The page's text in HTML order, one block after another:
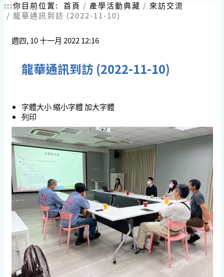
跳:::你目前位置: 首頁 產學活動典藏
來訪交流
龍華通訊到訪 (2022-11-10)
週四, 10 十一月 2022 12:16
龍華通訊到訪 (2022-11-10)
字體大小縮小字體加大字體
列印